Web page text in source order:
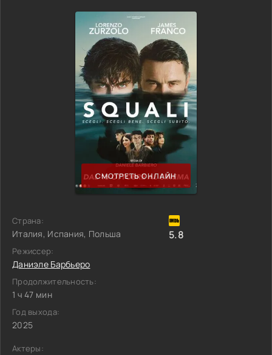
СМОТРЕТЬ ОНЛАЙН
Страна:
Италия, Испания, Польша
Режиссер:
Даниэле Барбьеро
Продолжительность:
1 ч 47 мин
Год выхода:
2025
5.8
Актеры: